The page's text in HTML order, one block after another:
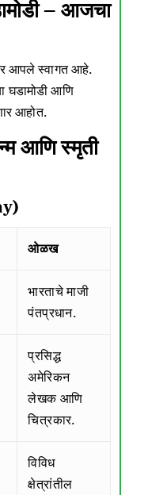
– आजचा
आपले स्वागत आहे.
घडामोडी आणि
आहोत.
आणि स्मृती
ओळख
भारताचे माजी
पंतप्रधान.
प्रसिद्ध
अमेरिकन
लेखक आणि
चित्रकार.
विविध
क्षेत्रांतील